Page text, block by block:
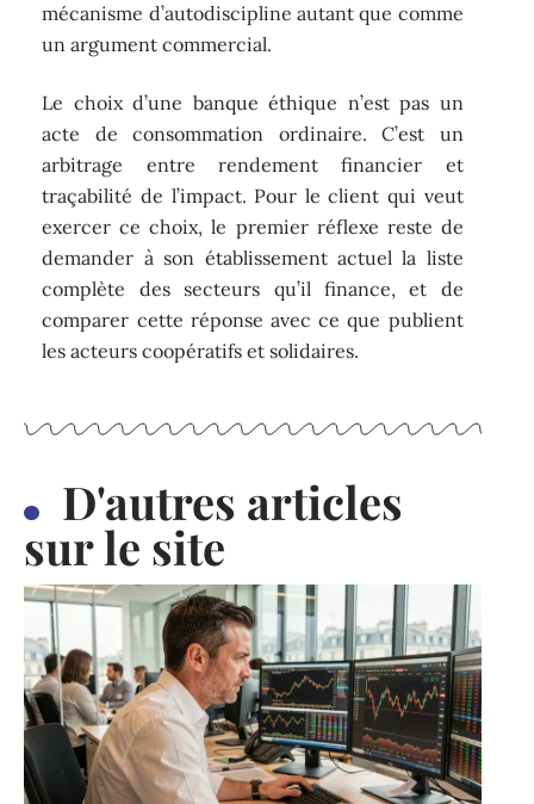
mécanisme d’autodiscipline autant que comme
un argument commercial.
Le choix d’une banque éthique n’est pas un
acte de consommation ordinaire. C’est un
arbitrage entre rendement financier et
traçabilité de l’impact. Pour le client qui veut
exercer ce choix, le premier réflexe reste de
demander à son établissement actuel la liste
complète des secteurs qu’il finance, et de
comparer cette réponse avec ce que publient
les acteurs coopératifs et solidaires.
D'autres articles
sur le site